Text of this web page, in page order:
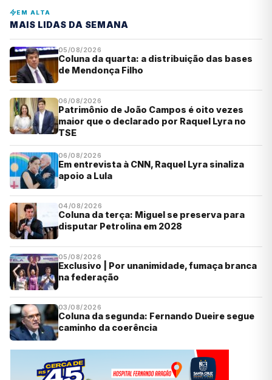
EM ALTA
MAIS LIDAS DA SEMANA
05/08/2026
Coluna da quarta: a distribuição das bases
de Mendonça Filho
06/08/2026
Patrimônio de João Campos é oito vezes
maior que o declarado por Raquel Lyra no
TSE
06/08/2026
Em entrevista à CNN, Raquel Lyra sinaliza
apoio a Lula
04/08/2026
Coluna da terça: Miguel se preserva para
disputar Petrolina em 2028
05/08/2026
Exclusivo | Por unanimidade, fumaça branca
na federação
03/08/2026
Coluna da segunda: Fernando Dueire segue
caminho da coerência